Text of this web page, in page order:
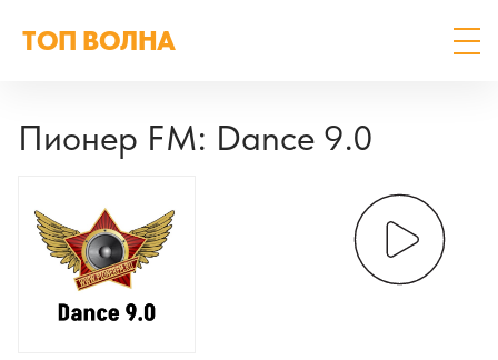
ТОП ВОЛНА
Пионер FM: Dance 9.0